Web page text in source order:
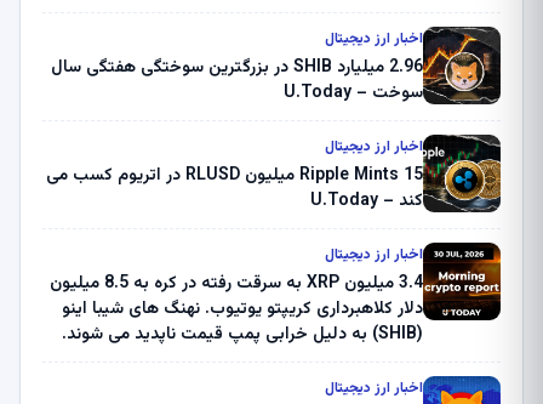
اخبار ارز دیجیتال
2.96 میلیارد SHIB در بزرگترین سوختگی هفتگی سال
سوخت – U.Today
اخبار ارز دیجیتال
Ripple Mints 15 میلیون RLUSD در اتریوم کسب می
کند – U.Today
اخبار ارز دیجیتال
3.4 میلیون XRP به سرقت رفته در کره به 8.5 میلیون
دلار کلاهبرداری کریپتو یوتیوب. نهنگ های شیبا اینو
(SHIB) به دلیل خرابی پمپ قیمت ناپدید می شوند.
ثبت کرد – گزارش کریپتو صبح – U.Today
اخبار ارز دیجیتال